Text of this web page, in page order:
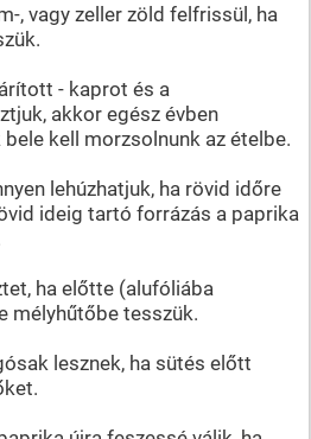
, vagy zeller zöld felfrissül, ha
- kaprot és a
akkor egész évben
kell morzsolnunk az ételbe.
lehúzhatjuk, ha rövid időre
ideig tartó forrázás a paprika
ha előtte (alufóliába
mélyhűtőbe tesszük.
lesznek, ha sütés előtt